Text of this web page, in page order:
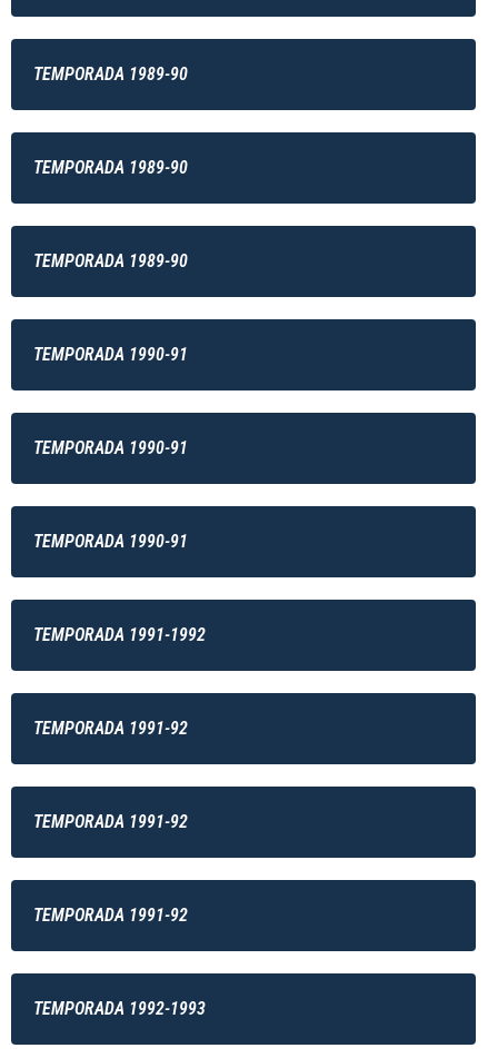
TEMPORADA 1989-90
TEMPORADA 1989-90
TEMPORADA 1989-90
TEMPORADA 1990-91
TEMPORADA 1990-91
TEMPORADA 1990-91
TEMPORADA 1991-1992
TEMPORADA 1991-92
TEMPORADA 1991-92
TEMPORADA 1991-92
TEMPORADA 1992-1993